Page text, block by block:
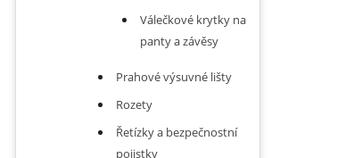
Válečkové krytky na
panty a závěsy
Prahové výsuvné lišty
Rozety
Řetízky a bezpečnostní
pojistky